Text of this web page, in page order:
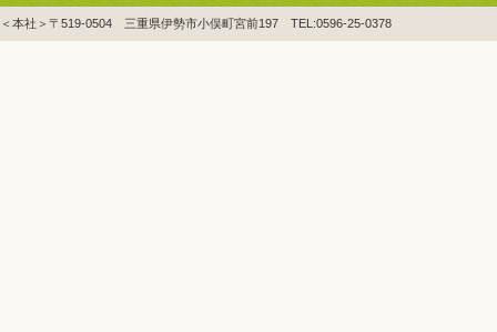
＜本社＞〒519-0504 三重県伊勢市小俣町宮前197 TEL:0596-25-0378